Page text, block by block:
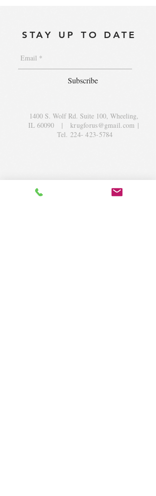
STAY UP TO DATE
Subscribe
1400 S. Wolf Rd. Suite 100, Wheeling,
IL 60090 |krugforus@gmail.com |
Tel.224- 423-5784